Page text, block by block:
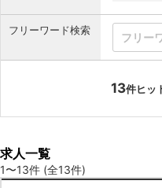
フリーワード検索
13件ヒッ
求人一覧
1〜13件 (全13件)